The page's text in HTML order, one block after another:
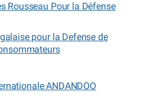
Rousseau Pour la Défense
pour la Defense de
ANDANDOO